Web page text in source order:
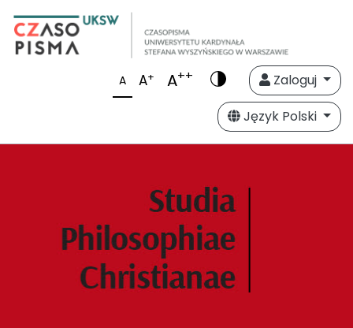
A A+ A++
Zaloguj
Język Polski